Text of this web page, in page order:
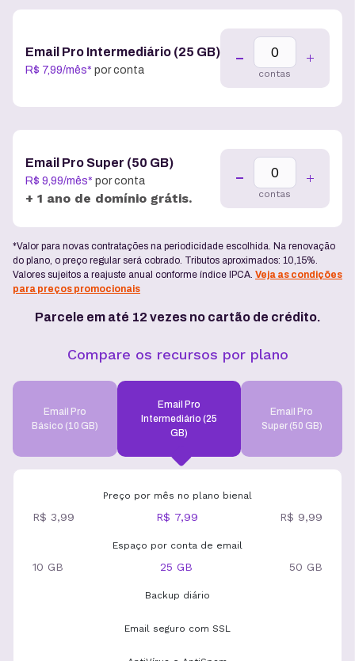
Email Pro Intermediário (25 GB)
R$ 7,99/mês* por conta contas
Email Pro Super (50 GB)
R$ 9 99/mês* por conta
+ 1 ano de domínio grátis. contas
*Valor para novas contratações na periodicidade escolhida. Na renovação
do plano, o preço regular será cobrado. Tributos aproximados: 10,15%.
Valores sujeitos a reajuste anual conforme índice IPCA. Veja as condições
para preços promocionais
Parcele em até 12 vezes no cartão de crédito.
Compare os recursos por plano
Email Pro
Básico (10 GB)
Email Pro
Intermediário (25
GB)
Email Pro
Super (50 GB)
Preço por mês no plano bienal
R$ 3,99 R$ 7,99 R$ 9,99
Espaço por conta de email
10 GB 25 GB 50 GB
Backup diário
Email seguro com SSL